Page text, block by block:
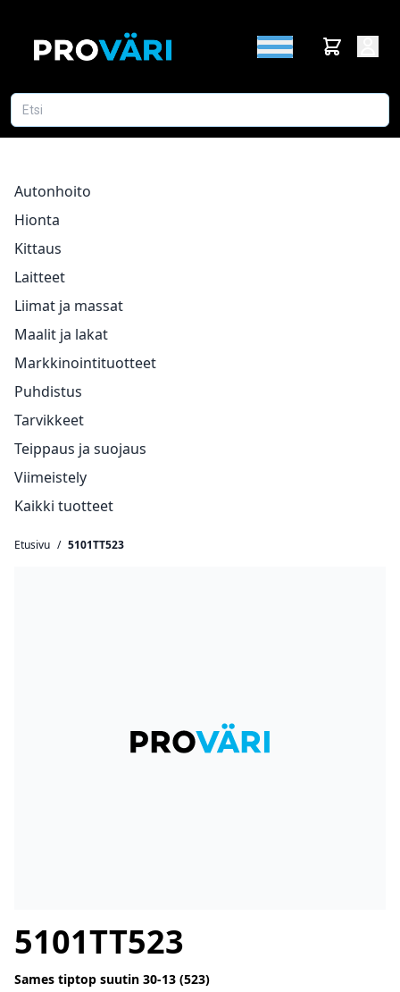
Autonhoito
Hionta
Kittaus
Laitteet
Liimat ja massat
Maalit ja lakat
Markkinointituotteet
Puhdistus
Tarvikkeet
Teippaus ja suojaus
Viimeistely
Kaikki tuotteet
Etusivu / 5101TT523
5101TT523
Sames tiptop suutin 30-13 (523)